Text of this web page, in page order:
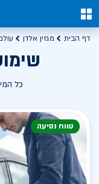
0
דף הבית מגזין אלדן
כל
טווח נסיעה